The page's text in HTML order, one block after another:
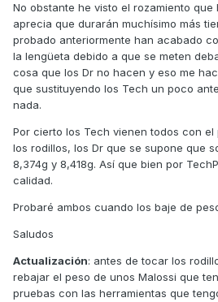
No obstante he visto el rozamiento que
aprecia que durarán muchísimo más
probado anteriormente han acabado
la lengüeta debido a que se meten
cosa que los Dr no hacen y eso me
que sustituyendo los Tech un poco
nada.
Por cierto los Tech vienen todos con el
los rodillos, los Dr que se supone que
8,374g y 8,418g. Así que bien por
calidad.
Probaré ambos cuando los baje de
Saludos
Actualización: antes de tocar los
rebajar el peso de unos Malossi que
pruebas con las herramientas que